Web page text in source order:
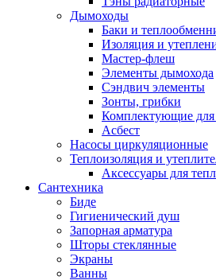
Дымоходы
Баки и
Изоляция и
Мастер-флеш
Элементы дымохода
Сэндвич элементы
Зонты, грибки
Комплектующие
Асбест
Насосы циркуляционные
Теплоизоляция и
Аксессуары для
Сантехника
Биде
Гигиенический душ
Запорная арматура
Шторы стеклянные
Экраны
Ванны